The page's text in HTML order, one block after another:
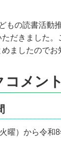
もの読書活動
だきました
ましたのでお
メン
曜）から令和